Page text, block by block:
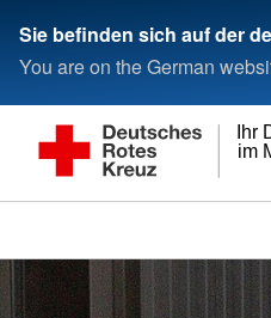
Sie befinden sich auf der
You are on the German
im
Ihr